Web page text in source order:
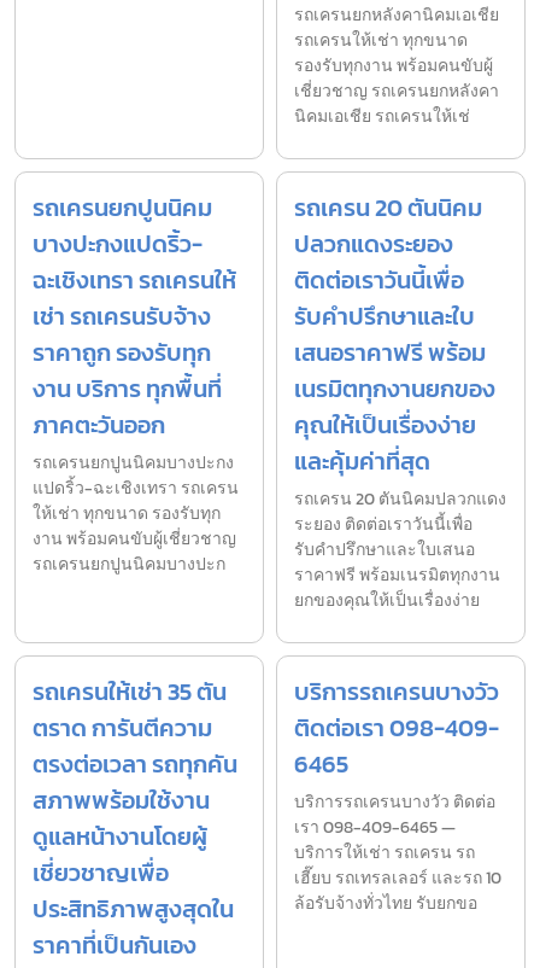
รถเครนยกหลังคานิคมเอเชีย
รถเครนให้เช่า ทุกขนาด
รองรับทุกงาน พร้อมคนขับผู้
เชี่ยวชาญ รถเครนยกหลังคา
นิคมเอเชีย รถเครนให้เช่
รถเครนยกปูนนิคม
บางปะกงแปดริ้ว-
ฉะเชิงเทรา รถเครนให้
เช่า รถเครนรับจ้าง
ราคาถูก รองรับทุก
งาน บริการ ทุกพื้นที่
ภาคตะวันออก
รถเครนยกปูนนิคมบางปะกง
แปดริ้ว-ฉะเชิงเทรา รถเครน
ให้เช่า ทุกขนาด รองรับทุก
งาน พร้อมคนขับผู้เชี่ยวชาญ
รถเครนยกปูนนิคมบางปะก
รถเครน 20 ตันนิคม
ปลวกแดงระยอง
ติดต่อเราวันนี้เพื่อ
รับคำปรึกษาและใบ
เสนอราคาฟรี พร้อม
เนรมิตทุกงานยกของ
คุณให้เป็นเรื่องง่าย
และคุ้มค่าที่สุด
รถเครน 20 ตันนิคมปลวกแดง
ระยอง ติดต่อเราวันนี้เพื่อ
รับคำปรึกษาและใบเสนอ
ราคาฟรี พร้อมเนรมิตทุกงาน
ยกของคุณให้เป็นเรื่องง่าย
รถเครนให้เช่า 35 ตัน
ตราด การันตีความ
ตรงต่อเวลา รถทุกคัน
สภาพพร้อมใช้งาน
ดูแลหน้างานโดยผู้
เชี่ยวชาญเพื่อ
ประสิทธิภาพสูงสุดใน
ราคาที่เป็นกันเอง
บริการรถเครนบางวัว
ติดต่อเรา 098-409-
6465
บริการรถเครนบางวัว ติดต่อ
เรา 098-409-6465 —
บริการให้เช่า รถเครน รถ
เฮี๊ยบ รถเทรลเลอร์ และรถ 10
ล้อรับจ้างทั่วไทย รับยกขอ